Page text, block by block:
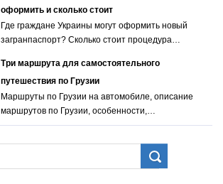
оформить и сколько стоит
Где граждане Украины могут оформить новый
загранпаспорт? Сколько стоит процедура…
Три маршрута для самостоятельного
путешествия по Грузии
Маршруты по Грузии на автомобиле, описание
маршрутов по Грузии, особенности,…